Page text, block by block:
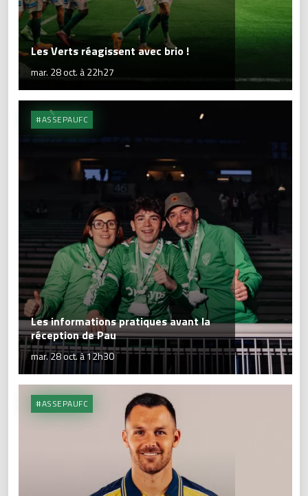
Les Verts réagissent avec brio !
mar. 28 oct. à 22h27
#ASSEPAUFC
Les informations pratiques avant la
réception de Pau
mar. 28 oct. à 12h30
#ASSEPAUFC